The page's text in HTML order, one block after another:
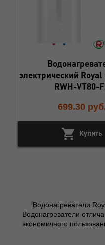
электрический
RWH-VT80-
699.30 руб.
Купить
Водонагреватели
Водонагреватели
экономичного